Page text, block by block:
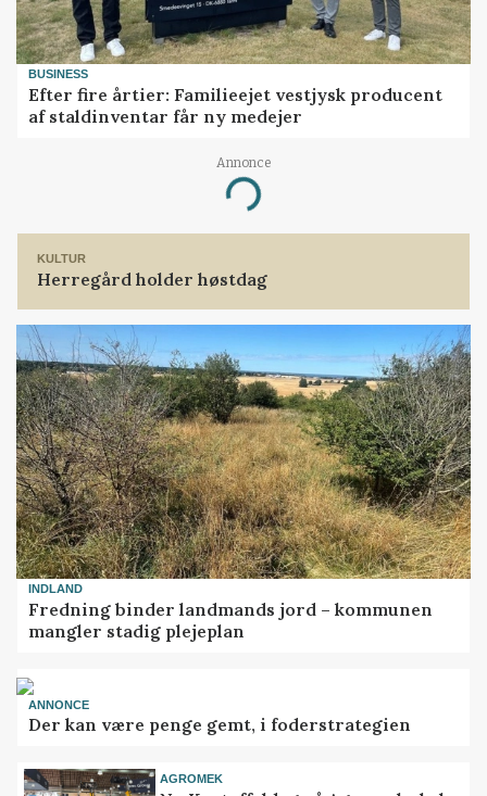
BUSINESS
Efter fire årtier: Familieejet vestjysk producent
af staldinventar får ny medejer
Annonce
Loading...
KULTUR
Herregård holder høstdag
INDLAND
Fredning binder landmands jord – kommunen
mangler stadig plejeplan
ANNONCE
Der kan være penge gemt, i foderstrategien
AGROMEK